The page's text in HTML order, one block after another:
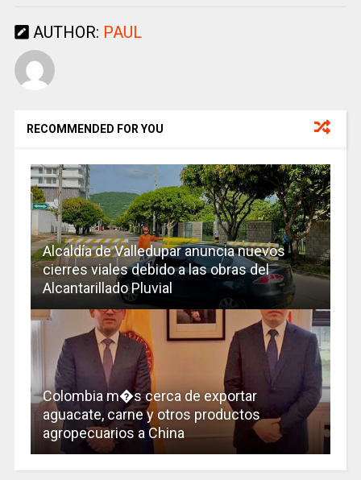
AUTHOR: PAUL
RECOMMENDED FOR YOU
Alcaldía de Valledupar anuncia nuevos
cierres viales debido a las obras del
Alcantarillado Pluvial
Colombia m�s cerca de exportar
aguacate, carne y otros productos
agropecuarios a China